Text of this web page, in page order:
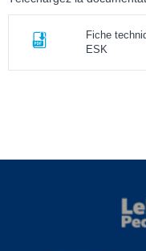
Fiche
ESK